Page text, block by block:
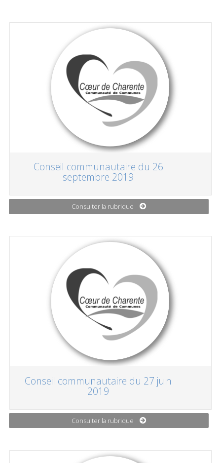
Conseil communautaire du 26
septembre 2019
Consulter la rubrique
Conseil communautaire du 27 juin
2019
Consulter la rubrique